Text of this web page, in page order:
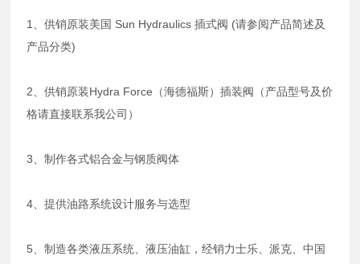
1、供销原装美国 Sun Hydraulics 插式阀 (请参阅产品简述及
产品分类)
2、供销原装Hydra Force（海德福斯）插装阀（产品型号及价
格请直接联系我公司）
3、制作各式铝合金与钢质阀体
4、提供油路系统设计服务与选型
5、制造各类液压系统、液压油缸，经销力士乐、派克、中国